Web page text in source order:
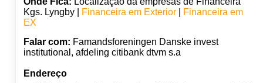
Kgs. Lyngby |
Financeira em Exterior|
Financeira em
EX
Falar com: Famandsforeningen Danske invest
institutional, afdeling citibank dtvm s.a
Endereço